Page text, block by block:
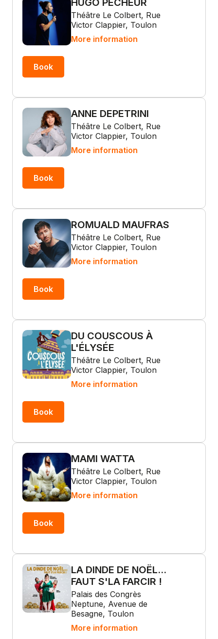
HUGO PÊCHEUR
Théâtre Le Colbert, Rue
Victor Clappier, Toulon
More information
Book
ANNE DEPETRINI
Théâtre Le Colbert, Rue
Victor Clappier, Toulon
More information
Book
ROMUALD MAUFRAS
Théâtre Le Colbert, Rue
Victor Clappier, Toulon
More information
Book
DU COUSCOUS À
L'ÉLYSÉE
Théâtre Le Colbert, Rue
Victor Clappier, Toulon
More information
Book
MAMI WATTA
Théâtre Le Colbert, Rue
Victor Clappier, Toulon
More information
Book
LA DINDE DE NOËL...
FAUT S'LA FARCIR !
Palais des Congrès
Neptune, Avenue de
Besagne, Toulon
More information